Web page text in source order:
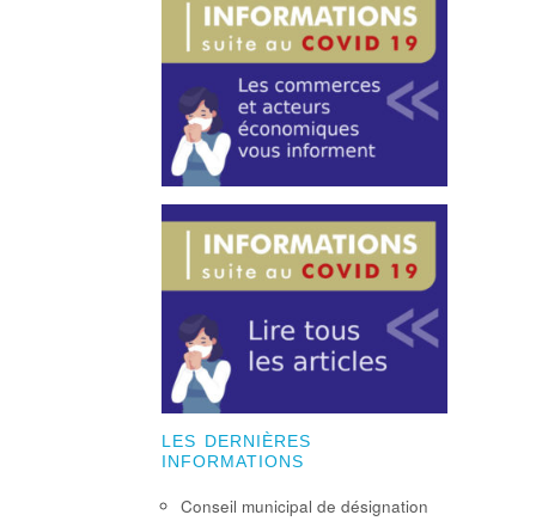
LES DERNIÈRES
INFORMATIONS
Conseil municipal de désignation